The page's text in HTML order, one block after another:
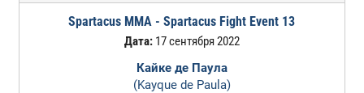
Spartacus MMA - Spartacus Fight Event 13
Дата:17 сентября 2022
Кайке де Паула
(Kayque de Paula)